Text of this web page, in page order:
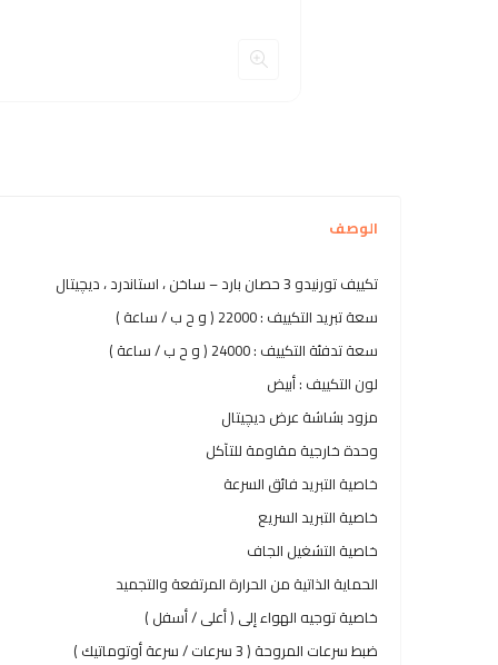
الوصف
تكييف تورنيدو 3 حصان بارد – ساخن ، استاندرد ، ديچيتال
سعة تبريد التكييف : 22000 ( و ح ب / ساعة )
سعة تدفئة التكييف : 24000 ( و ح ب / ساعة )
لون التكييف : أبيض
مزود بشاشة عرض ديچيتال
وحدة خارجية مقاومة للتآكل
خاصية التبريد فائق السرعة
خاصية التبريد السريع
خاصية التشغيل الجاف
الحماية الذاتية من الحرارة المرتفعة والتجميد
خاصية توجيه الهواء إلى ( أعلى / أسفل )
ضبط سرعات المروحة ( 3 سرعات / سرعة أوتوماتيك )